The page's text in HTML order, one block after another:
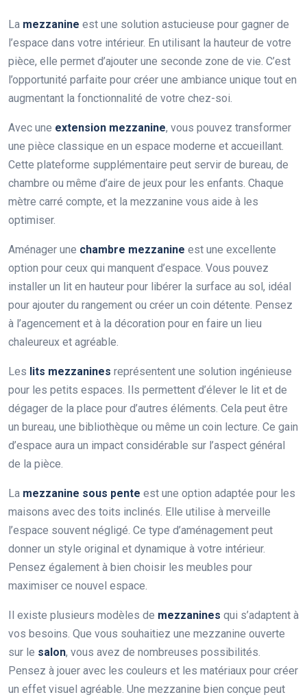
La mezzanine est une solution astucieuse pour gagner de
l’espace dans votre intérieur. En utilisant la hauteur de votre
pièce, elle permet d’ajouter une seconde zone de vie. C’est
l’opportunité parfaite pour créer une ambiance unique tout en
augmentant la fonctionnalité de votre chez-soi.
Avec une extension mezzanine, vous pouvez transformer
une pièce classique en un espace moderne et accueillant.
Cette plateforme supplémentaire peut servir de bureau, de
chambre ou même d’aire de jeux pour les enfants. Chaque
mètre carré compte, et la mezzanine vous aide à les
optimiser.
Aménager une chambre mezzanine est une excellente
option pour ceux qui manquent d’espace. Vous pouvez
installer un lit en hauteur pour libérer la surface au sol, idéal
pour ajouter du rangement ou créer un coin détente. Pensez
à l’agencement et à la décoration pour en faire un lieu
chaleureux et agréable.
Les lits mezzanines représentent une solution ingénieuse
pour les petits espaces. Ils permettent d’élever le lit et de
dégager de la place pour d’autres éléments. Cela peut être
un bureau, une bibliothèque ou même un coin lecture. Ce gain
d’espace aura un impact considérable sur l’aspect général
de la pièce.
La mezzanine sous pente est une option adaptée pour les
maisons avec des toits inclinés. Elle utilise à merveille
l’espace souvent négligé. Ce type d’aménagement peut
donner un style original et dynamique à votre intérieur.
Pensez également à bien choisir les meubles pour
maximiser ce nouvel espace.
Il existe plusieurs modèles de mezzanines qui s’adaptent à
vos besoins. Que vous souhaitiez une mezzanine ouverte
sur le salon, vous avez de nombreuses possibilités.
Pensez à jouer avec les couleurs et les matériaux pour créer
un effet visuel agréable. Une mezzanine bien conçue peut